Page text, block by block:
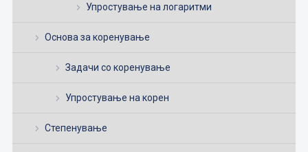
Упростување на логаритми
Основа за коренување
Задачи со коренување
Упростување на корен
Степенување